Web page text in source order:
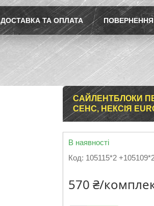
ДОСТАВКА ТА ОПЛАТА
САЙЛЕНТБЛОКИ
СЕНС, НЕКСІЯ
В наявності
Код: 105115*2
570 ₴/